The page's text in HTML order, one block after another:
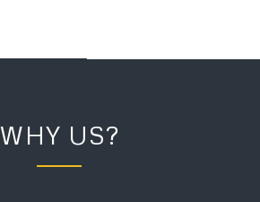
WHY US?